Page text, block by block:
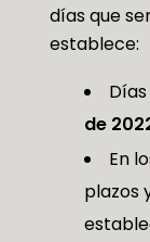
días que
establece:
de
En
plazos